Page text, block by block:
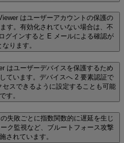
はユーザーアカウントの保護の
す。有効化されていない場合は、不
グインすると E メールによる確認が
ります。
はユーザーデバイスを保護するため
ています。デバイスへ 2 要素認証で
スできるように設定することも可能
です。
失敗ごとに指数関数的に遅延を生じ
ク監視など、ブルートフォース攻撃
されています。